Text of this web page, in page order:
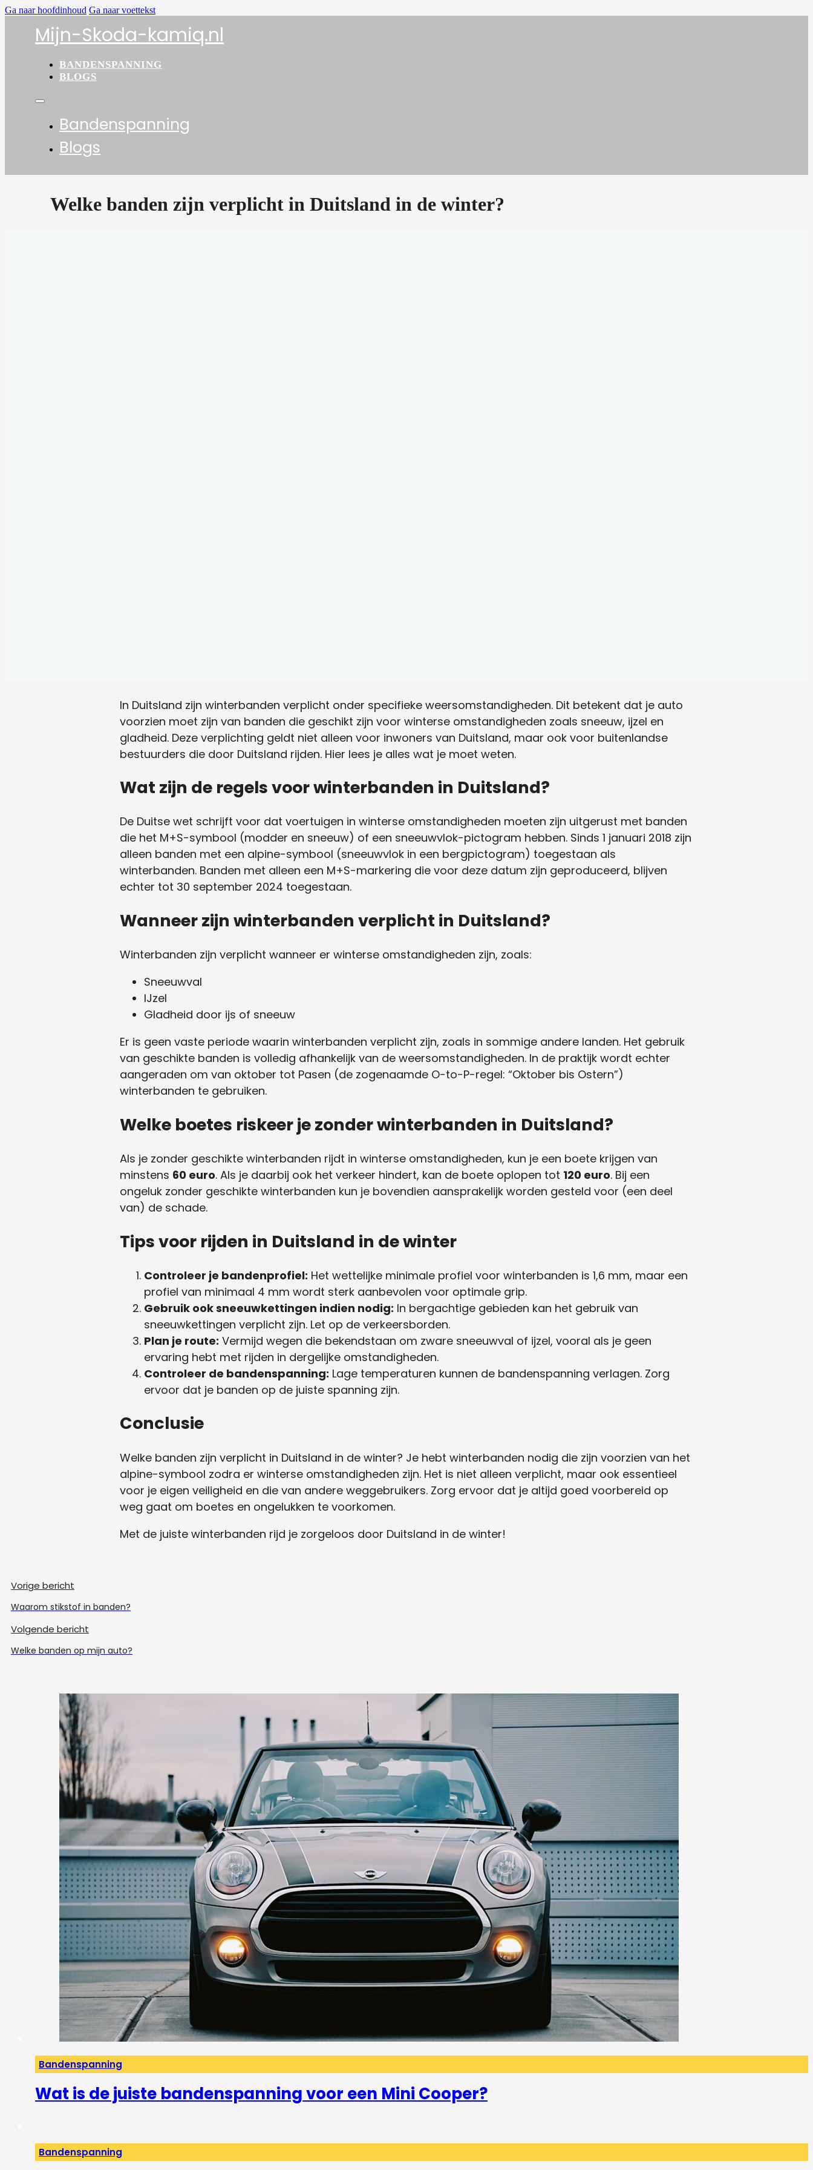
Ga naar hoofdinhoud Ga naar voettekst
Mijn-Skoda-kamiq.nl
BANDENSPANNING
BLOGS
Bandenspanning
Blogs
Welke banden zijn verplicht in Duitsland in de winter?
In Duitsland zijn winterbanden verplicht onder specifieke weersomstandigheden. Dit betekent dat je auto
voorzien moet zijn van banden die geschikt zijn voor winterse omstandigheden zoals sneeuw, ijzel en
gladheid. Deze verplichting geldt niet alleen voor inwoners van Duitsland, maar ook voor buitenlandse
bestuurders die door Duitsland rijden. Hier lees je alles wat je moet weten.
Wat zijn de regels voor winterbanden in Duitsland?
De Duitse wet schrijft voor dat voertuigen in winterse omstandigheden moeten zijn uitgerust met banden
die het M+S-symbool (modder en sneeuw) of een sneeuwvlok-pictogram hebben. Sinds 1 januari 2018 zijn
alleen banden met een alpine-symbool (sneeuwvlok in een bergpictogram) toegestaan als
winterbanden. Banden met alleen een M+S-markering die voor deze datum zijn geproduceerd, blijven
echter tot 30 september 2024 toegestaan.
Wanneer zijn winterbanden verplicht in Duitsland?
Winterbanden zijn verplicht wanneer er winterse omstandigheden zijn, zoals:
Sneeuwval
IJzel
Gladheid door ijs of sneeuw
Er is geen vaste periode waarin winterbanden verplicht zijn, zoals in sommige andere landen. Het gebruik
van geschikte banden is volledig afhankelijk van de weersomstandigheden. In de praktijk wordt echter
aangeraden om van oktober tot Pasen (de zogenaamde O-to-P-regel: “Oktober bis Ostern”)
winterbanden te gebruiken.
Welke boetes riskeer je zonder winterbanden in Duitsland?
Als je zonder geschikte winterbanden rijdt in winterse omstandigheden, kun je een boete krijgen van
minstens 60 euro. Als je daarbij ook het verkeer hindert, kan de boete oplopen tot 120 euro. Bij een
ongeluk zonder geschikte winterbanden kun je bovendien aansprakelijk worden gesteld voor (een deel
van) de schade.
Tips voor rijden in Duitsland in de winter
Controleer je bandenprofiel: Het wettelijke minimale profiel voor winterbanden is 1,6 mm, maar een
profiel van minimaal 4 mm wordt sterk aanbevolen voor optimale grip.
Gebruik ook sneeuwkettingen indien nodig: In bergachtige gebieden kan het gebruik van
sneeuwkettingen verplicht zijn. Let op de verkeersborden.
Plan je route: Vermijd wegen die bekendstaan om zware sneeuwval of ijzel, vooral als je geen
ervaring hebt met rijden in dergelijke omstandigheden.
Controleer de bandenspanning: Lage temperaturen kunnen de bandenspanning verlagen. Zorg
ervoor dat je banden op de juiste spanning zijn.
Conclusie
Welke banden zijn verplicht in Duitsland in de winter? Je hebt winterbanden nodig die zijn voorzien van het
alpine-symbool zodra er winterse omstandigheden zijn. Het is niet alleen verplicht, maar ook essentieel
voor je eigen veiligheid en die van andere weggebruikers. Zorg ervoor dat je altijd goed voorbereid op
weg gaat om boetes en ongelukken te voorkomen.
Met de juiste winterbanden rijd je zorgeloos door Duitsland in de winter!
Vorige bericht
Waarom stikstof in banden?
Volgende bericht
Welke banden op mijn auto?
Bandenspanning
Wat is de juiste bandenspanning voor een Mini Cooper?
Bandenspanning